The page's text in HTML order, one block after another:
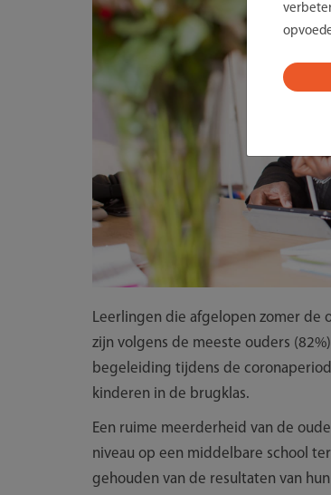
Leerlingen die afgelopen zomer de
zijn volgens de meeste ouders
begeleiding tijdens de
kinderen in de brugklas.
Een ruime meerderheid van de
niveau op een middelbare school
gehouden van de resultaten van